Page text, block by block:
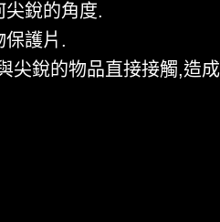
銳的角度.
保護片.
尖銳的物品直接接觸,造